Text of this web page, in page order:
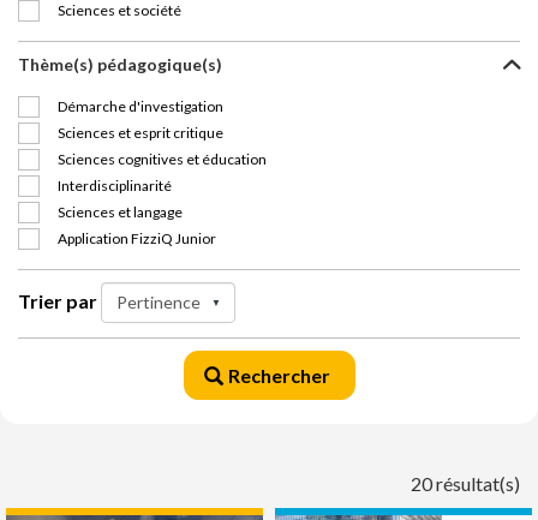
Sciences et société
Thème(s) pédagogique(s)
Démarche d'investigation
Sciences et esprit critique
Sciences cognitives et éducation
Interdisciplinarité
Sciences et langage
Application FizziQ Junior
Trier par
Rechercher
20 résultat(s)